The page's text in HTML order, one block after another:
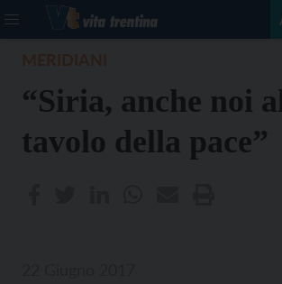
“Siria, anche noi
tavolo della pace”